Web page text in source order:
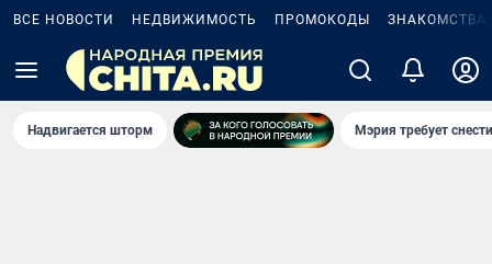
ВСЕ НОВОСТИ НЕДВИЖИМОСТЬ ПРОМОКОДЫ ЗНАКОМСТВА
Надвигается шторм Мэрия требует